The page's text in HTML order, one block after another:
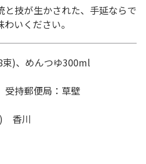
と技が生かされた、手延ならで
いください。
)、めんつゆ300ml
持郵便局：草壁
) 香川